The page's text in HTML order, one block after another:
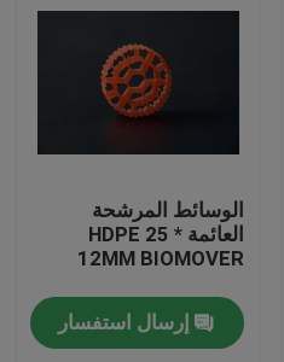
الوسائط المرشحة
العائمة HDPE 25 *
12MM BIOMOVER
إرسال استفسار